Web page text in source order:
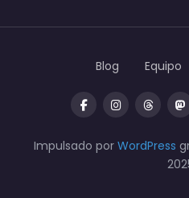
Blog Equipo
Impulsado por WordPress